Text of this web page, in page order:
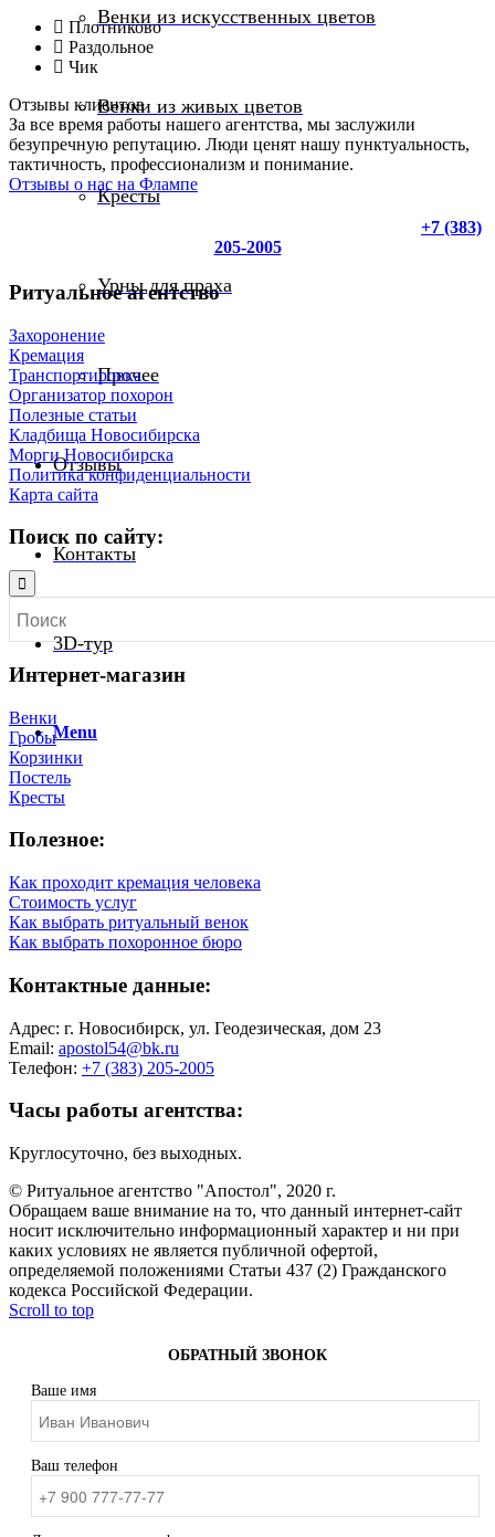
Венки из искусственных цветов
Венки из живых цветов
Кресты
Урны для праха
Прочее
Отзывы
Контакты
3D-тур
Menu
Плотниково
Раздольное
Чик
Отзывы клиентов
За все время работы нашего агентства, мы заслужили
безупречную репутацию. Люди ценят нашу пунктуальность,
тактичность, профессионализм и понимание.
Отзывы о нас на Флампе
+7 (383)
205-2005
Ритуальное агентство
Захоронение
Кремация
Транспортировка
Организатор похорон
Полезные статьи
Кладбища Новосибирска
Морги Новосибирска
Политика конфиденциальности
Карта сайта
Поиск по сайту:
Интернет-магазин
Венки
Гробы
Корзинки
Постель
Кресты
Полезное:
Как проходит кремация человека
Стоимость услуг
Как выбрать ритуальный венок
Как выбрать похоронное бюро
Контактные данные:
Адрес: г. Новосибирск, ул. Геодезическая, дом 23
Email: apostol54@bk.ru
Телефон: +7 (383) 205-2005
Часы работы агентства:
Круглосуточно, без выходных.
© Ритуальное агентство "Апостол", 2020 г.
Обращаем ваше внимание на то, что данный интернет-сайт
носит исключительно информационный характер и ни при
каких условиях не является публичной офертой,
определяемой положениями Статьи 437 (2) Гражданского
кодекса Российской Федерации.
Scroll to top
ОБРАТНЫЙ ЗВОНОК
Ваше имя
Ваш телефон